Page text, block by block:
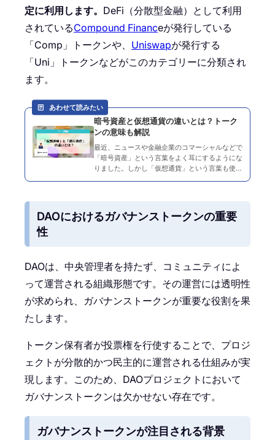
定に利用します。 DeFi（分散型金融）として利用
されているCompound Financeが発行している
「Comp」トークンや、 Uniswapが発行する
「Uni」トークンなどがこのカテゴリーに分類され
ます。
あわせて読みたい
暗号資産と仮想通貨の違いとは？トーク
ンの意味も解説
最近、ニュースや金融企業のコマーシャルなどで
「暗号資産」という言葉をよく耳にするようにな
りました。しかし「仮想通貨」という言葉も使わ
DAOにおけるガバナンストークンの重要
性
DAOは、中央管理者を持たず、コミュニティによ
って運営される組織形態です。その運営には透明性
が求められ、ガバナンストークンが重要な役割を果
たします。
トークン保有者が投票権を行使することで、プロジ
ェクトが分散的かつ民主的に運営される仕組みが実
現します。このため、DAOプロジェクトにおいて
ガバナンストークンは欠かせない存在です。
ガバナンストークンが注目される背景